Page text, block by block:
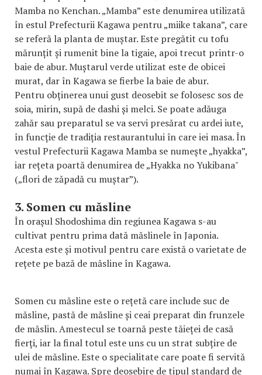
Mamba no Kenchan. „Mamba” este denumirea utilizată
în estul Prefecturii Kagawa pentru „miike takana”, care
se referă la planta de muștar. Este pregătit cu tofu
mărunțit și rumenit bine la tigaie, apoi trecut printr-o
baie de abur. Muștarul verde utilizat este de obicei
murat, dar în Kagawa se fierbe la baie de abur.
Pentru obținerea unui gust deosebit se folosesc sos de
soia, mirin, supă de dashi și melci. Se poate adăuga
zahăr sau preparatul se va servi presărat cu ardei iute,
în funcție de tradiția restaurantului în care iei masa. În
vestul Prefecturii Kagawa Mamba se numește „hyakka”,
iar rețeta poartă denumirea de „Hyakka no Yukibana"
(„flori de zăpadă cu muștar”).
3. Somen cu măsline
În orașul Shodoshima din regiunea Kagawa s-au
cultivat pentru prima dată măslinele în Japonia.
Acesta este și motivul pentru care există o varietate de
rețete pe bază de măsline în Kagawa.
Somen cu măsline este o rețetă care include suc de
măsline, pastă de măsline și ceai preparat din frunzele
de măslin. Amestecul se toarnă peste tăieței de casă
fierți, iar la final totul este uns cu un strat subțire de
ulei de măsline. Este o specialitate care poate fi servită
numai în Kagawa. Spre deosebire de tipul standard de